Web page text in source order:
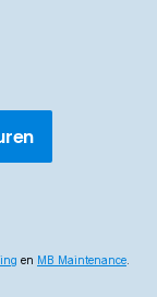
en MB Maintenance